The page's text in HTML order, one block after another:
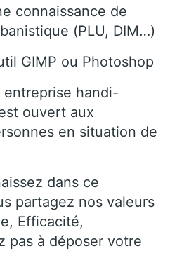
connaissance de
(PLU, DIM…)
GIMP ou Photoshop
handi-
ouvert aux
en situation de
dans ce
partagez nos valeurs
Efficacité,
pas à déposer votre